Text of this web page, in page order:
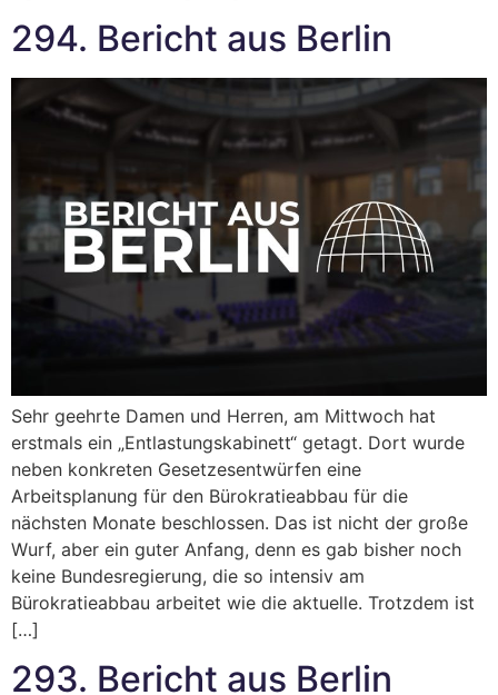
294. Bericht aus Berlin
Sehr geehrte Damen und Herren, am Mittwoch hat
erstmals ein „Entlastungskabinett“ getagt. Dort wurde
neben konkreten Gesetzesentwürfen eine
Arbeitsplanung für den Bürokratieabbau für die
nächsten Monate beschlossen. Das ist nicht der große
Wurf, aber ein guter Anfang, denn es gab bisher noch
keine Bundesregierung, die so intensiv am
Bürokratieabbau arbeitet wie die aktuelle. Trotzdem ist
[…]
293. Bericht aus Berlin